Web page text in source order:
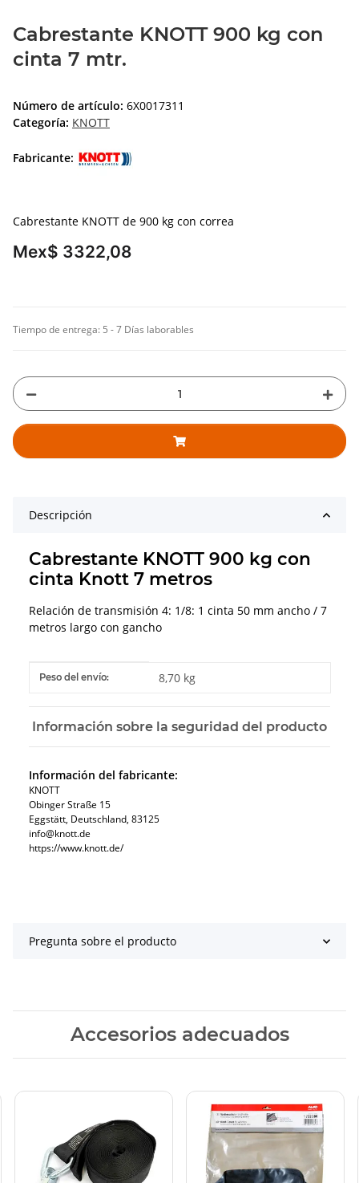
Cabrestante KNOTT 900 kg con
cinta 7 mtr.
Número de artículo: 6X0017311
Categoría: KNOTT
Fabricante:
Cabrestante KNOTT de 900 kg con correa
Mex$ 3322,08
Tiempo de entrega: 5 - 7 Días laborables
Descripción
Cabrestante KNOTT 900 kg con
cinta Knott 7 metros
Relación de transmisión 4: 1/8: 1 cinta 50 mm ancho / 7
metros largo con gancho
#productDetails.itemInformation#
#productDetails.itemValue#
Peso del envío: 8,70 kg
Información sobre la seguridad del producto
Información del fabricante:
KNOTT
Obinger Straße 15
Eggstätt, Deutschland, 83125
info@knott.de
https://www.knott.de/
Pregunta sobre el producto
Accesorios adecuados